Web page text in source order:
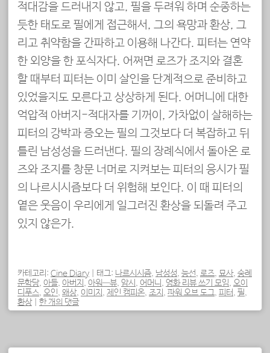
적대감을 드러내지 않고, 필을 두려워 하며 순종하는
듯한 태도로 필에게 접근해서, 그의 욕망과 환상, 그
리고 취약함을 간파하고 이용해 나간다. 피터는 연약
한 외양을 한 포식자다. 어쩌면 로즈가 조지와 결혼
할 때부터 피터는 이미 살인을 단계적으로 준비하고
있었을지도 모른다고 상상하게 된다. 어머니에 대한
억압적 아버지-적대자를 기꺼이, 가차없이 살해하는
피터의 강박과 증오는 필의 그것보다 더 복잡하고 뒤
틀린 남성성을 드러낸다. 필의 장례식에서 돌아온 로
즈와 조지를 창문 너머로 지켜보는 피터의 응시가 필
의 나르시시즘보다 더 위험해 보인다. 이 때 피터의
옅은 웃음이 우리에게 일그러진 환상을 되돌려 주고
있지 않은가.
카테고리: Cine Diary 태그: 나르시시즘, 남성성, 능선, 로즈, 묘사, 숭례
문학당, 아들, 아버지 , 아워—뷰, 암시 , 어머니, 영화 리뷰 쓰기 모임, 오이
디푸스, 오인, 왜상, 이미지 , 제인 캠피온, 조지 , 파워 오브 도그, 피터, 필,
환상
한 개의 댓글